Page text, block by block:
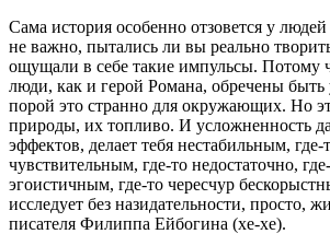
Сама история особенно отзовется у
не важно, пытались ли вы реально
ощущали в себе такие импульсы. Потому
люди, как и герой Романа, обречены
порой это странно для окружающих. Но
природы, их топливо. И усложненность
эффектов, делает тебя нестабильным,
чувствительным, где-то недостаточно,
эгоистичным, где-то чересчур
исследует без назидательности, просто,
писателя Филиппа Ейбогина (хе-хе).